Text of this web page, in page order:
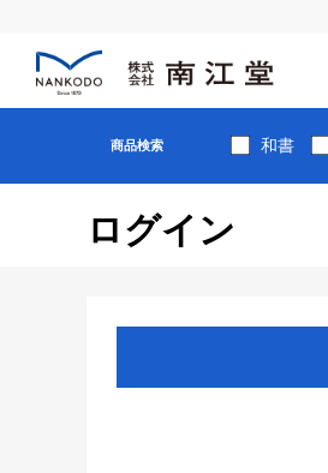
商品検索 和書
ログイン